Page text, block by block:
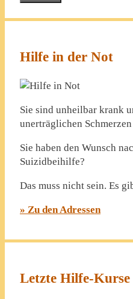
Hilfe in der Not
Sie sind unheilbar krank
unerträglichen
Sie haben den Wunsch
Suizidbeihilfe?
Das muss nicht sein. Es
» Zu den Adressen
Letzte Hilfe-Kurse